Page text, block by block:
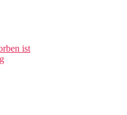
ist